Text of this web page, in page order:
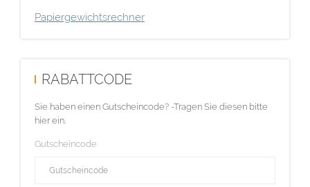
Papiergewichtsrechner
RABATTCODE
Sie haben einen Gutscheincode? -Tragen Sie diesen bitte
hier ein.
Gutscheincode